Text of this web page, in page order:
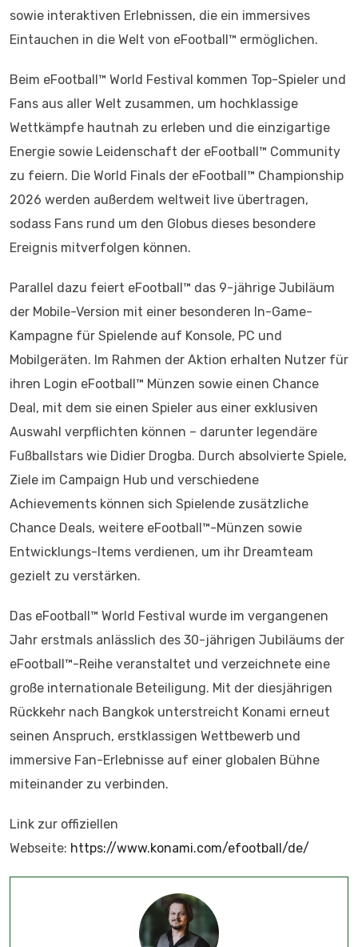
sowie interaktiven Erlebnissen, die ein immersives
Eintauchen in die Welt von eFootball™ ermöglichen.
Beim eFootball™ World Festival kommen Top-Spieler und
Fans aus aller Welt zusammen, um hochklassige
Wettkämpfe hautnah zu erleben und die einzigartige
Energie sowie Leidenschaft der eFootball™ Community
zu feiern. Die World Finals der eFootball™ Championship
2026 werden außerdem weltweit live übertragen,
sodass Fans rund um den Globus dieses besondere
Ereignis mitverfolgen können.
Parallel dazu feiert eFootball™ das 9-jährige Jubiläum
der Mobile-Version mit einer besonderen In-Game-
Kampagne für Spielende auf Konsole, PC und
Mobilgeräten. Im Rahmen der Aktion erhalten Nutzer für
ihren Login eFootball™ Münzen sowie einen Chance
Deal, mit dem sie einen Spieler aus einer exklusiven
Auswahl verpflichten können – darunter legendäre
Fußballstars wie Didier Drogba. Durch absolvierte Spiele,
Ziele im Campaign Hub und verschiedene
Achievements können sich Spielende zusätzliche
Chance Deals, weitere eFootball™-Münzen sowie
Entwicklungs-Items verdienen, um ihr Dreamteam
gezielt zu verstärken.
Das eFootball™ World Festival wurde im vergangenen
Jahr erstmals anlässlich des 30-jährigen Jubiläums der
eFootball™-Reihe veranstaltet und verzeichnete eine
große internationale Beteiligung. Mit der diesjährigen
Rückkehr nach Bangkok unterstreicht Konami erneut
seinen Anspruch, erstklassigen Wettbewerb und
immersive Fan-Erlebnisse auf einer globalen Bühne
miteinander zu verbinden.
Link zur offiziellen
Webseite: https://www.konami.com/efootball/de/